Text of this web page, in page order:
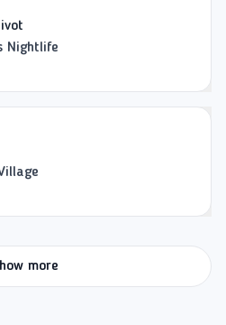
Nightlife
more